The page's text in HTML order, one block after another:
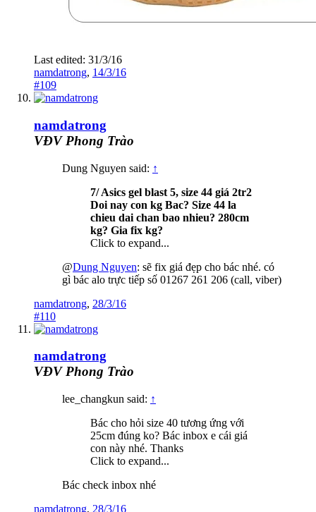
Last edited: 31/3/16
namdatrong, 14/3/16
#109
namdatrong
VĐV Phong Trào
Dung Nguyen said: ↑
7/ Asics gel blast 5, size 44 giá 2tr2
Doi nay con kg Bac? Size 44 la
chieu dai chan bao nhieu? 280cm
kg? Gia fix kg?
Click to expand...
@Dung Nguyen: sẽ fix giá đẹp cho bác nhé. có
gì bác alo trực tiếp số 01267 261 206 (call, viber)
namdatrong, 28/3/16
#110
namdatrong
VĐV Phong Trào
lee_changkun said: ↑
Bác cho hỏi size 40 tương ứng với
25cm đúng ko? Bác inbox e cái giá
con này nhé. Thanks
Click to expand...
Bác check inbox nhé
namdatrong, 28/3/16